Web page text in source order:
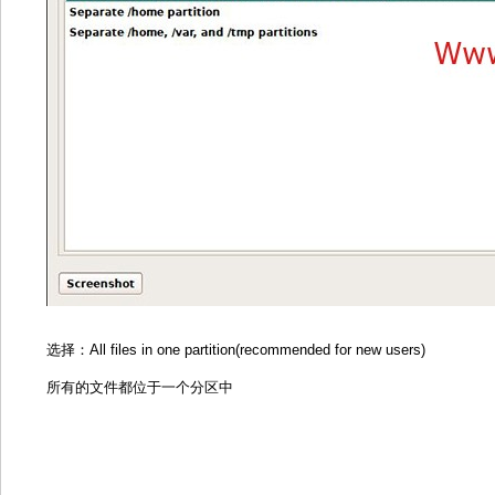
选择：All files in one partition(recommended for new users)
所有的文件都位于一个分区中